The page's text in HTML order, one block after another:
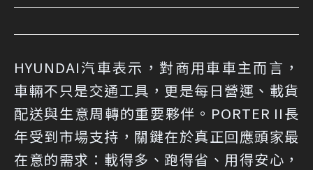
HYUNDAI汽車表示，對商用車車主而言，
車輛不只是交通工具，更是每日營運、載貨
配送與生意周轉的重要夥伴。PORTER II長
年受到市場支持，關鍵在於真正回應頭家最
在意的需求：載得多、跑得省、用得安心，